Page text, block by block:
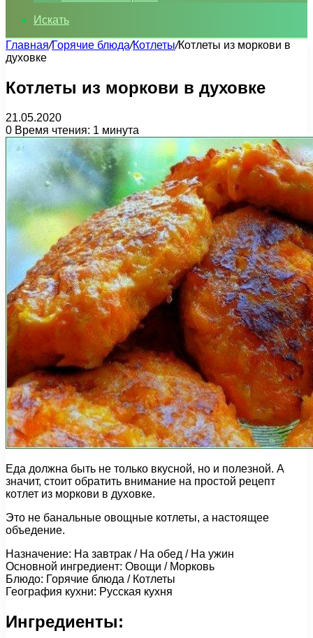
Искать
Главная/Горячие блюда/Котлеты/Котлеты из моркови в
духовке
Котлеты из моркови в духовке
21.05.2020
0 Время чтения: 1 минута
Еда должна быть не только вкусной, но и полезной. А
значит, стоит обратить внимание на простой рецепт
котлет из моркови в духовке.
Это не банальные овощные котлеты, а настоящее
объедение.
Назначение: На завтрак / На обед / На ужин
Основной ингредиент: Овощи / Морковь
Блюдо: Горячие блюда / Котлеты
География кухни: Русская кухня
Ингредиенты: